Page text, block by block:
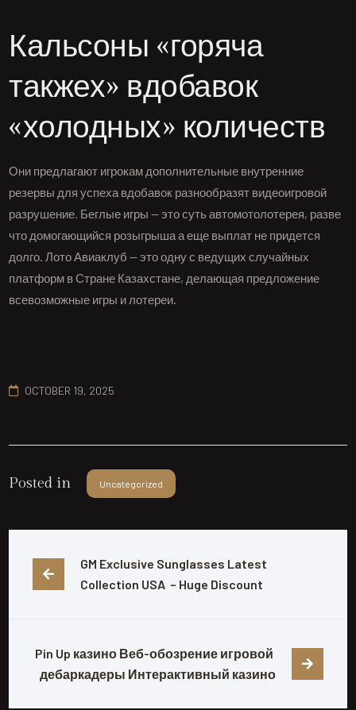
Кальсоны «горяча
такжех» вдобавок
«холодных» количеств
Они предлагают игрокам дополнительные внутренние
резервы для успеха вдобавок разнообразят видеоигровой
разрушение. Беглые игры — это суть автомотолотерея, разве
что домогающийся розыгрыша а еще выплат не придется
долго. Лото Авиаклуб — это одну с ведущих случайных
платформ в Стране Казахстане, делающая предложение
всевозможные игры и лотереи.
OCTOBER 19, 2025
Posted in Uncategorized
GM Exclusive Sunglasses Latest
Collection USA  – Huge Discount
Pin Up казино Веб-обозрение игровой
дебаркадеры Интерактивный казино